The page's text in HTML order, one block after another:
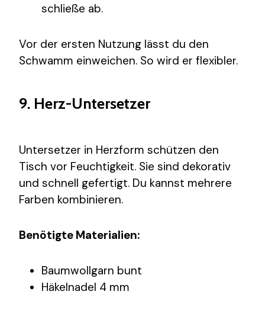
schließe ab.
Vor der ersten Nutzung lässt du den
Schwamm einweichen. So wird er flexibler.
9. Herz-Untersetzer
Untersetzer in Herzform schützen den
Tisch vor Feuchtigkeit. Sie sind dekorativ
und schnell gefertigt. Du kannst mehrere
Farben kombinieren.
Benötigte Materialien:
Baumwollgarn bunt
Häkelnadel 4 mm